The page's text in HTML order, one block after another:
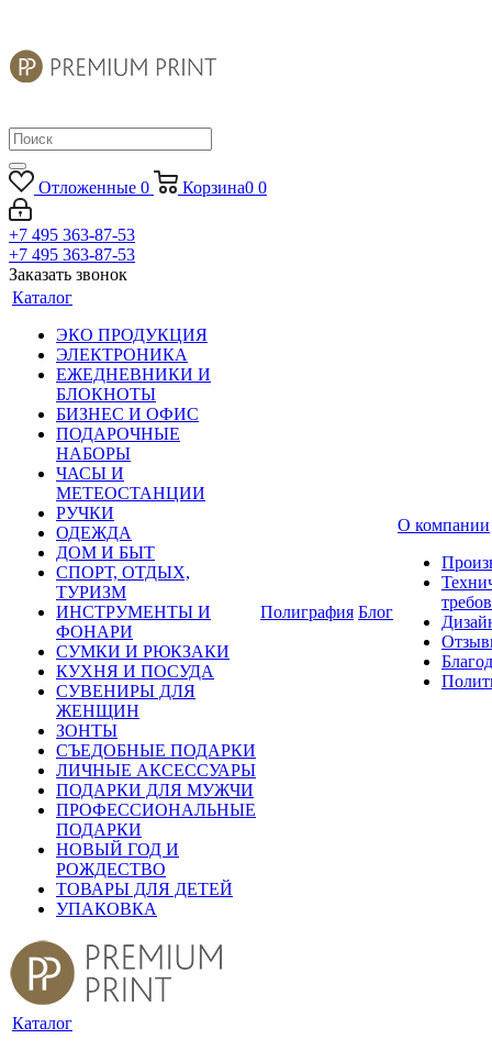
Отложенные 0 Корзина0 0
+7 495 363-87-53
+7 495 363-87-53
Заказать звонок
Каталог
ЭКО ПРОДУКЦИЯ
ЭЛЕКТРОНИКА
ЕЖЕДНЕВНИКИ И
БЛОКНОТЫ
БИЗНЕС И ОФИС
ПОДАРОЧНЫЕ
НАБОРЫ
ЧАСЫ И
МЕТЕОСТАНЦИИ
РУЧКИ
ОДЕЖДА
ДОМ И БЫТ
СПОРТ, ОТДЫХ,
ТУРИЗМ
ИНСТРУМЕНТЫ И
ФОНАРИ
СУМКИ И РЮКЗАКИ
КУХНЯ И ПОСУДА
СУВЕНИРЫ ДЛЯ
ЖЕНЩИН
ЗОНТЫ
СЪЕДОБНЫЕ ПОДАРКИ
ЛИЧНЫЕ АКСЕССУАРЫ
ПОДАРКИ ДЛЯ МУЖЧИ
ПРОФЕССИОНАЛЬНЫЕ
ПОДАРКИ
НОВЫЙ ГОД И
РОЖДЕСТВО
ТОВАРЫ ДЛЯ ДЕТЕЙ
УПАКОВКА
Полиграфия Блог
О компании
Каталог